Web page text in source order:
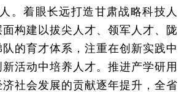
。着眼长远打造甘肃战略科技人
构建以拔尖人才、领军人才、陇
的育才体系，注重在创新实践中
活动中培养人才。推进产学研用
社会发展的贡献逐年提升，全省